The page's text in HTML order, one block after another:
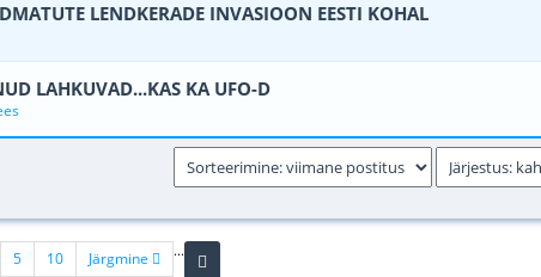
LENDKERADE INVASIOON EESTI KOHAL
0 Hääle(d) - 0 viiest (keskmiselt)
1 2345
LAHKUVAD...KAS KA UFO-D0 Hääle(d) - 0 viiest (keskmiselt)
5 ...
10 Järgmine